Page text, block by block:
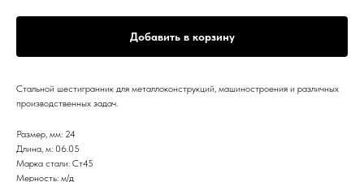
Добавить в корзину
Стальной шестигранник для металлоконструкций, машиностроения и различных
производственных задач.
Размер, мм: 24
Длина, м: 06.05
Марка стали: Ст45
Мерность: м/д